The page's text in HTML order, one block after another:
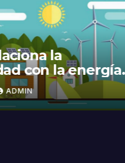
NEGOCIOS
¿Cómo se
sustentabilidad
limpia y
21 JULIO, 2020